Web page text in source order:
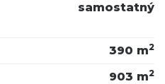
samostatný
390 m2
903 m2